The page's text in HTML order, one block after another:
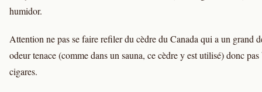
humidor.
Attention ne pas se faire refiler du cèdre du Canada qui a un grand
odeur tenace (comme dans un sauna, ce cèdre y est utilisé) donc
cigares.